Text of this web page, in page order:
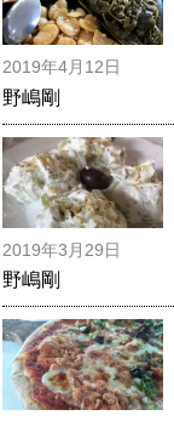
2019年4月12日
野嶋剛
2019年3月29日
野嶋剛